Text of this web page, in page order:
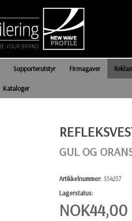
Supporterutstyr Firmagaver
Kataloger
GUL OG
Artikkelnummer: 554257
Lagerstatus:
NOK44,00